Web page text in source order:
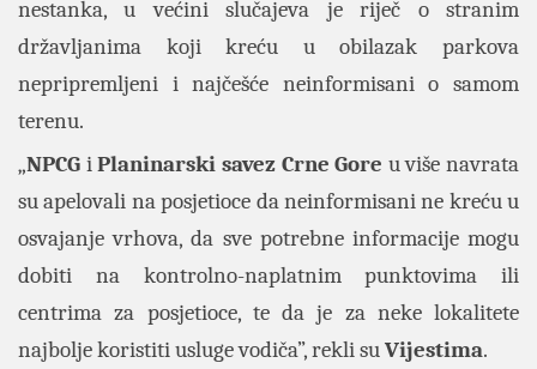
nestanka, u većini slučajeva je riječ o stranim
državljanima koji kreću u obilazak parkova
nepripremljeni i najčešće neinformisani o samom
terenu.
„NPCG iPlaninarski savez Crne Gore u više navrata
su apelovali na posjetioce da neinformisani ne kreću u
osvajanje vrhova, da sve potrebne informacije mogu
dobiti na kontrolno-naplatnim punktovima ili
centrima za posjetioce, te da je za neke lokalitete
najbolje koristiti usluge vodiča”, rekli suVijestima.